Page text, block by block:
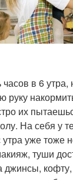
в 6
руку
их
На себя у
утра уже тоже
туши
джинсы,